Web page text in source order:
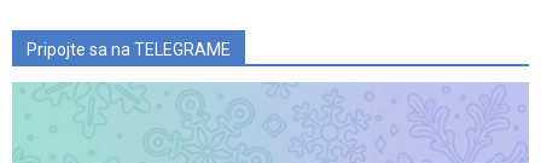
Pripojte sa na TELEGRAME